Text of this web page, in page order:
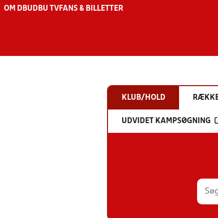
OM DBU DBU TV FANS & BILLETTER
KLUB/HOLD
UDVIDET KAMPSØGNING